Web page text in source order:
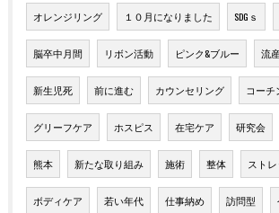
オレンジリング １０月になりました SDGｓ
脳卒中月間 リボン活動 ピンク&ブルー 流
新生児死 前に進む カウンセリング コーチ
グリーフケア ホスピス 在宅ケア 研究会
熊本 新たな取り組み 施術 整体 スト
ボディケア 若い年代 仕事納め 訪問型